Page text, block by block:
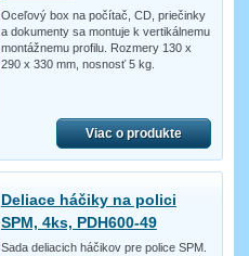
Oceľový box na počítač, CD, priečinky
a dokumenty sa montuje k vertikálnemu
montážnemu profilu. Rozmery 130 x
290 x 330 mm, nosnosť 5 kg.
Viac o produkte
Deliace háčiky na polici
SPM, 4ks, PDH600-49
Sada deliacich háčikov pre police SPM.